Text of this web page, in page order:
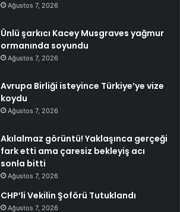
Ağustos 7, 2026
Ünlü şarkıcı Kacey Musgraves yağmur
ormanında soyundu
Ağustos 7, 2026
Avrupa Birliği isteyince Türkiye’ye vize
koydu
Ağustos 7, 2026
Akılalmaz görüntü! Yaklaşınca gerçeği
fark etti ama çaresiz bekleyiş acı
sonla bitti
Ağustos 7, 2026
CHP’li Vekilin Şoförü Tutuklandı
Ağustos 7, 2026